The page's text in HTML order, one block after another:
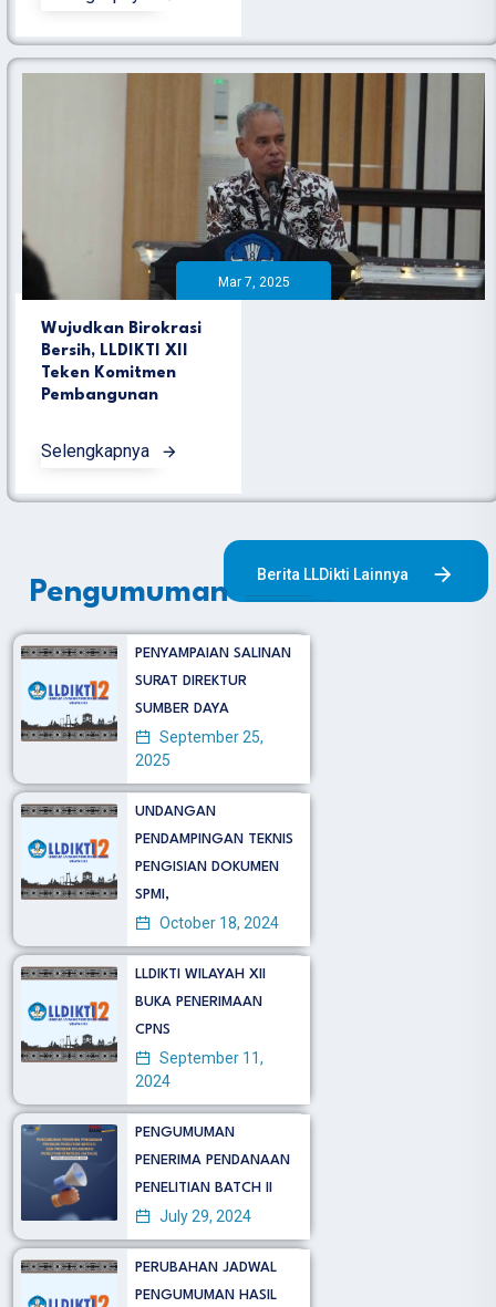
Mar 7, 2025
Wujudkan Birokrasi
Bersih, LLDIKTI XII
Teken Komitmen
Pembangunan
Selengkapnya
Berita LLDikti Lainnya
Pengumuman
PENYAMPAIAN SALINAN
SURAT DIREKTUR
SUMBER DAYA
September 25,
2025
UNDANGAN
PENDAMPINGAN TEKNIS
PENGISIAN DOKUMEN
SPMI,
October 18, 2024
LLDIKTI WILAYAH XII
BUKA PENERIMAAN
CPNS
September 11,
2024
PENGUMUMAN
PENERIMA PENDANAAN
PENELITIAN BATCH II
July 29, 2024
PERUBAHAN JADWAL
PENGUMUMAN HASIL